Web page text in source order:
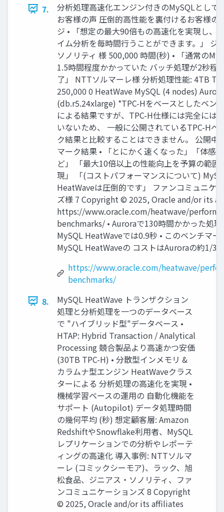
7.
分析処理高速化エンジン付きのMySQLとして
お客様の声 圧倒的高性能を裏付けるお客様の
ジ • 「想定の最大90倍もの高速化を実現し、
イム分析を毎時間行うことができます。」 ジ
ソノリティ 様 500,000 時間(秒) • 「通常の
1.5時間程度かかっていた バッチ処理が2秒程
了」 NTTソルマーレ様 分析処理性能: 4TB
250,000 0 HeatWave MySQL (4 nodes) Aurora
(db.r5.24xlarge) *TPC-Hをベースとしたベン
による結果ですが、TPC-H仕様には完全には
いないため、 一般に公開されているTPC-Hベ
ク結果と比較することはできません。 公開中
マーク結果 • 「とにかく速くなった」「体感
ど」 「最大10倍以上の性能向上を予算の範囲
現」 「(コストパフォーマンスについて)
HeatWaveは圧倒的です」 ファンコミュニケ
ズ様 7 Copyright © 2025, Oracle and/or its
https://www.oracle.com/heatwave/
benchmarks/ • Auroraで130時間かかった処
MySQL HeatWaveでは0.9秒 • このベンチマー
MySQL HeatWaveの コストはAuroraの約1/3
https://www.oracle.com/heatwave/
benchmarks/
8.
MySQL HeatWave トランザクション
処理と分析処理を一つのデータベース
で "ハイブリッド型"データベース •
HTAP: Hybrid Transaction / Analytical
Processing 競合製品より高速かつ安価
(30TB TPC-H) • 分散型インメモリ &
カラムナ型エンジン HeatWaveクラス
ターによる 分析処理の高速化を実現 •
機械学習ベースの運用の 自動化機能を
サポート (Autopilot) データ処理時間
の幾何平均 (秒) 想定顧客層: Amazon
RedshiftやSnowflake利用者、MySQL
レプリケーションでの分析やレポーテ
ィングの高速化 導入事例: NTTソルマ
ーレ (コミックシーモア)、ラック、旭
松食品、ジニアス・ソノリティ、ファ
ンコミュニケーションズ 8 Copyright
© 2025, Oracle and/or its affiliates